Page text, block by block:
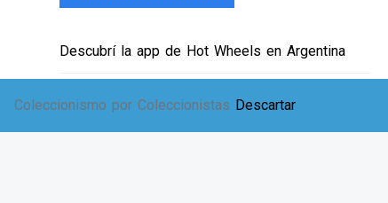
Coleccionismo por Coleccionistas Descartar
Descubrí la app de Hot Wheels en Argentina
EXPO SOLIDARIA